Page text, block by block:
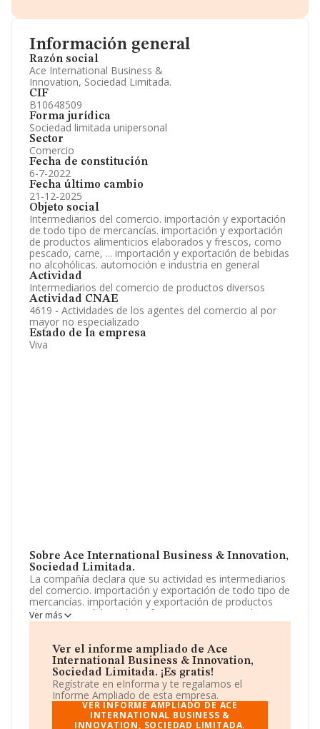
Información general
Razón social
Ace International Business &
Innovation, Sociedad Limitada.
CIF
B10648509
Forma jurídica
Sociedad limitada unipersonal
Sector
Comercio
Fecha de constitución
6-7-2022
Fecha último cambio
21-12-2025
Objeto social
Intermediarios del comercio. importación y exportación
de todo tipo de mercancías. importación y exportación
de productos alimenticios elaborados y frescos, como
pescado, carne, ... importación y exportación de bebidas
no alcohólicas. automoción e industria en general
Actividad
Intermediarios del comercio de productos diversos
Actividad CNAE
4619 - Actividades de los agentes del comercio al por
mayor no especializado
Estado de la empresa
Viva
Sobre Ace International Business & Innovation,
Sociedad Limitada.
La compañía declara que su actividad es intermediarios
del comercio. importación y exportación de todo tipo de
mercancías. importación y exportación de productos
alimenticios elaborados y frescos, como pescado,
carne,.. importación y exportación de bebidas no
empresa aparece inscrita en el Registro Mercantil como
Sociedad Limitada. Su CNAE corresponde a 4619 con
código 'Intermediarios del comercio de productos
diversos'. La sociedad es importadora y exportadora.
De acuerdo con la Recomendación 2003/361/CE de la
Comisión, de 6 de mayo de 2003, sobre la definición de
Ver más
Ver el informe ampliado de Ace
International Business & Innovation,
Sociedad Limitada. ¡Es gratis!
Regístrate en eInforma y te regalamos el
Informe Ampliado de esta empresa.
VER INFORME AMPLIADO DE ACE
INTERNATIONAL BUSINESS &
INNOVATION, SOCIEDAD LIMITADA.
Accionistas.
Participaciones y Vinculaciones en otras empresas.
Artículos de prensa publicados sobre la empresa.
Información oficial y registral complementaria.